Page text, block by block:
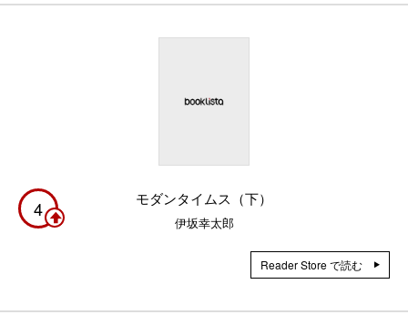
4 モダンタイムス（下）
伊坂幸太郎
Reader Store で読む